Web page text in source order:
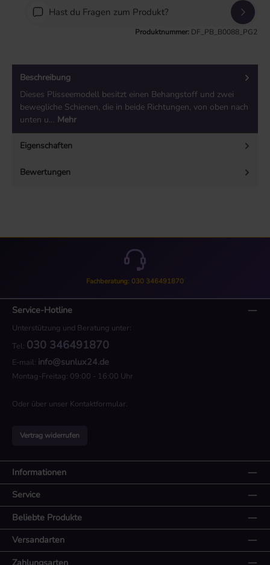
Hast du Fragen zum Produkt?
Produktnummer: DF_PB_B0088_PG2
Beschreibung
Dieses Plisseemodell besitzt einen Behangstoff und zwei
bewegliche Schienen, die in beide Richtungen, von oben nach
unten u… Mehr
Eigenschaften
Bewertungen
Fachberatung: 030 346491870
Service-Hotline
Unterstützung und Beratung unter:
Tel: 030 346491870
E-mail: info@sunlux24.de
Montag-Freitag: 09:00 - 16:00 Uhr
Oder über unser Kontaktformular.
Vertrag widerrufen
Informationen
Service
Beliebte Produkte
Zahlungsarten
Versandarten